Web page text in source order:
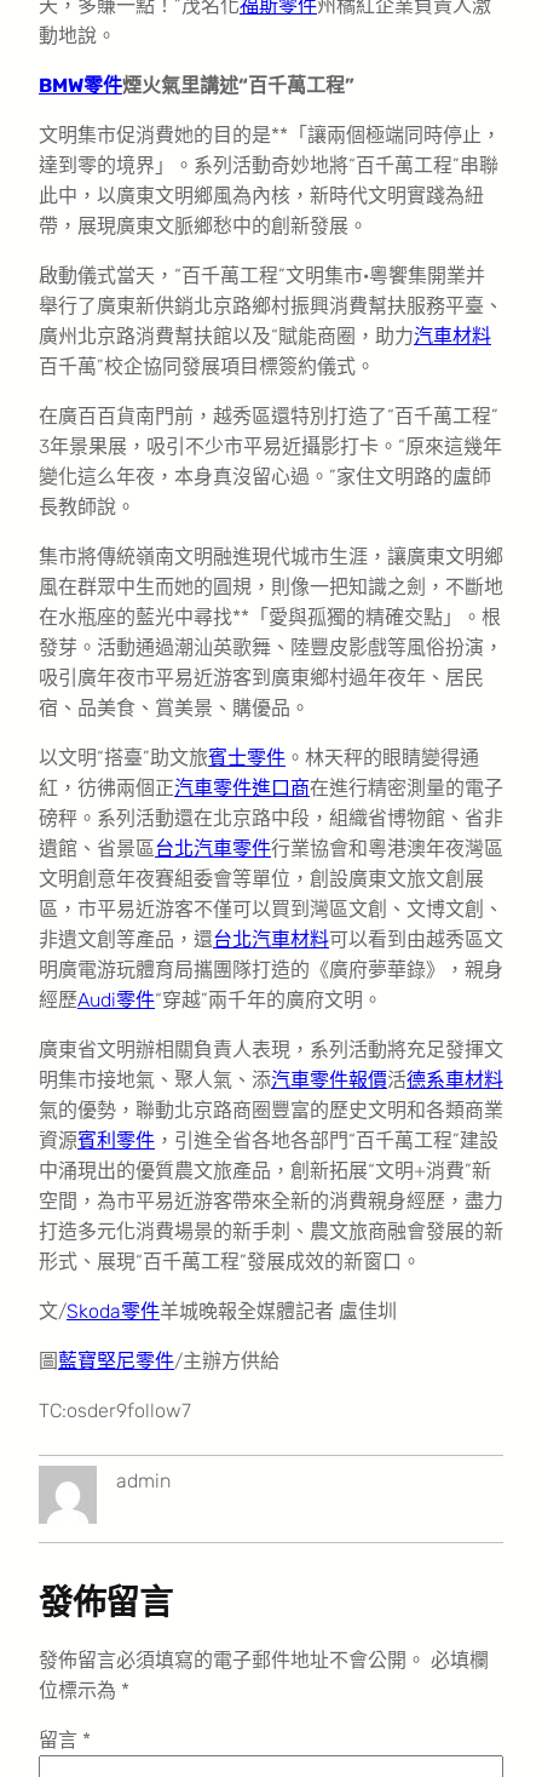
天，多賺一點！”茂名化福斯零件州橘紅企業負責人激
動地說。
BMW零件煙火氣里講述“百千萬工程”
文明集市促消費她的目的是**「讓兩個極端同時停止，
達到零的境界」。系列活動奇妙地將“百千萬工程”串聯
此中，以廣東文明鄉風為內核，新時代文明實踐為紐
帶，展現廣東文脈鄉愁中的創新發展。
啟動儀式當天，“百千萬工程”文明集市·粵饗集開業并
舉行了廣東新供銷北京路鄉村振興消費幫扶服務平臺、
廣州北京路消費幫扶館以及“賦能商圈，助力汽車材料
百千萬”校企協同發展項目標簽約儀式。
在廣百百貨南門前，越秀區還特別打造了“百千萬工程”
3年景果展，吸引不少市平易近攝影打卡。“原來這幾年
變化這么年夜，本身真沒留心過。”家住文明路的盧師
長教師說。
集市將傳統嶺南文明融進現代城市生涯，讓廣東文明鄉
風在群眾中生而她的圓規，則像一把知識之劍，不斷地
在水瓶座的藍光中尋找**「愛與孤獨的精確交點」。根
發芽。活動通過潮汕英歌舞、陸豐皮影戲等風俗扮演，
吸引廣年夜市平易近游客到廣東鄉村過年夜年、居民
宿、品美食、賞美景、購優品。
以文明“搭臺”助文旅賓士零件 。林天秤的眼睛變得通
紅，彷彿兩個正汽車零件進口商在進行精密測量的電子
磅秤。系列活動還在北京路中段，組織省博物館、省非
遺館、省景區台北汽車零件行業協會和粵港澳年夜灣區
文明創意年夜賽組委會等單位，創設廣東文旅文創展
區，市平易近游客不僅可以買到灣區文創、文博文創、
非遺文創等產品，還台北汽車材料可以看到由越秀區文
明廣電游玩體育局攜團隊打造的《廣府夢華錄》，親身
經歷Audi零件“穿越”兩千年的廣府文明。
廣東省文明辦相關負責人表現，系列活動將充足發揮文
明集市接地氣、聚人氣、添汽車零件報價活德系車材料
氣的優勢，聯動北京路商圈豐富的歷史文明和各類商業
資源賓利零件 ，引進全省各地各部門“百千萬工程”建設
中涌現出的優質農文旅產品，創新拓展“文明+消費”新
空間，為市平易近游客帶來全新的消費親身經歷，盡力
打造多元化消費場景的新手刺、農文旅商融會發展的新
形式、展現“百千萬工程”發展成效的新窗口。
文/Skoda零件羊城晚報全媒體記者 盧佳圳
圖藍寶堅尼零件/主辦方供給
TC:osder9follow7
admin
發佈留言
發佈留言必須填寫的電子郵件地址不會公開。 必填欄
位標示為 *
留言 *